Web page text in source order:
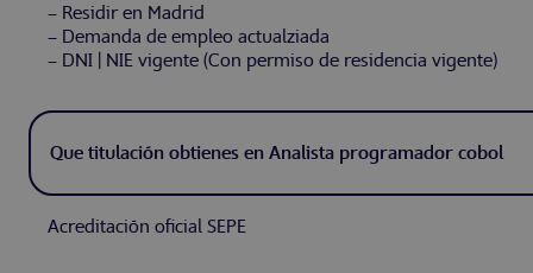
– Residir en Madrid
– Demanda de empleo actualziada
– DNI | NIE vigente (Con permiso de residencia vigente)
Que titulación obtienes en Analista programador cobol
Acreditación oficial SEPE